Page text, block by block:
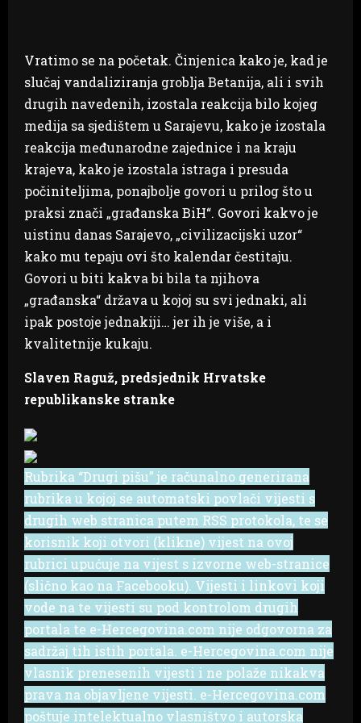
Vratimo se na početak. Činjenica kako je, kad je
slučaj vandaliziranja groblja Betanija, ali i svih
drugih navedenih, izostala reakcija bilo kojeg
medija sa sjedištem u Sarajevu, kako je izostala
reakcija međunarodne zajednice i na kraju
krajeva, kako je izostala istraga i presuda
počiniteljima, ponajbolje govori u prilog što u
praksi znači „građanska BiH“. Govori kakvo je
uistinu danas Sarajevo, „civilizacijski uzor“
kako mu tepaju ovi što kalendar čestitaju.
Govori u biti kakva bi bila ta njihova
„građanska“ država u kojoj su svi jednaki, ali
ipak postoje jednakiji… jer ih je više, a i
kvalitetnije kukaju.
Slaven Raguž, predsjednik Hrvatske
republikanske stranke
Rubrika “Drugi pišu” je računalno generirana
rubrika u kojoj se automatski povlači vijesti s
drugih web stranica putem RSS protokola, te se
korisnik koji otvori (klikne) vijest na ovoj
rubrici upućuje na vijest s izvorne web-stranice
(slično kao na Facebooku). Vijesti i linkovi koji
vode na te vijesti su pod kontrolom drugih
portala te e-Hercegovina.com nije odgovorna za
sadržaj tih istih portala. e-Hercegovina.com nije
vlasnik prenesenih vijesti i ne polaže nikakva
prava na objavljene vijesti. e-Hercegovina.com
poštuje intelektualno vlasništvo i autorska